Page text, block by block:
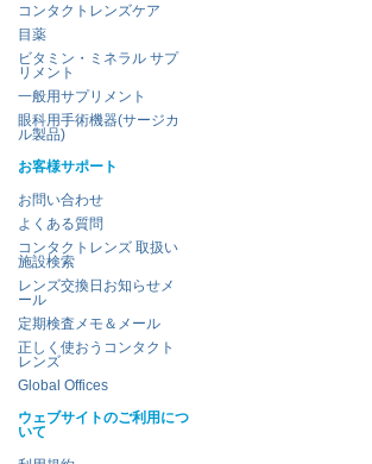
コンタクトレンズケア
目薬
ビタミン・ミネラル サプ
リメント
一般用サプリメント
眼科用手術機器(サージカ
ル製品)
お客様サポート
お問い合わせ
よくある質問
コンタクトレンズ 取扱い
施設検索
レンズ交換日お知らせメ
ール
定期検査メモ＆メール
正しく使おうコンタクト
レンズ
Global Offices
ウェブサイトのご利用につ
いて